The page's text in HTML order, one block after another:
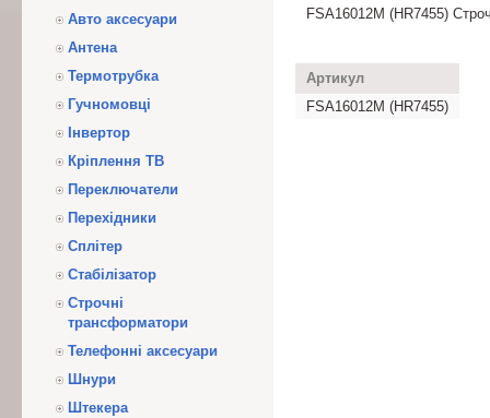
Авто аксесуари
Антена
Термотрубка
Гучномовці
Інвертор
Кріплення ТВ
Переключатели
Перехідники
Сплітер
Стабілізатор
Строчні
трансформатори
Телефонні аксесуари
Шнури
Штекера
FSA16012M (HR7455)
Артикул
FSA16012M (HR7455)